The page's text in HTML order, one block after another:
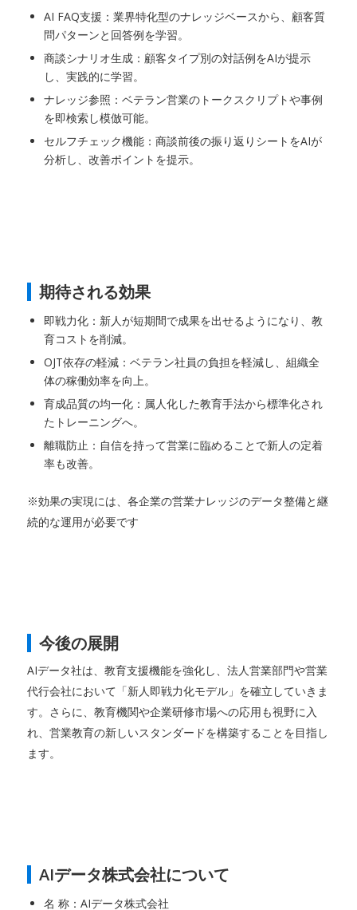
AI FAQ支援：業界特化型のナレッジベースから、顧客質
問パターンと回答例を学習。
商談シナリオ生成：顧客タイプ別の対話例をAIが提示
し、実践的に学習。
ナレッジ参照：ベテラン営業のトークスクリプトや事例
を即検索し模倣可能。
セルフチェック機能：商談前後の振り返りシートをAIが
分析し、改善ポイントを提示。
期待される効果
即戦力化：新人が短期間で成果を出せるようになり、教
育コストを削減。
OJT依存の軽減：ベテラン社員の負担を軽減し、組織全
体の稼働効率を向上。
育成品質の均一化：属人化した教育手法から標準化され
たトレーニングへ。
離職防止：自信を持って営業に臨めることで新人の定着
率も改善。
※効果の実現には、各企業の営業ナレッジのデータ整備と継
続的な運用が必要です
今後の展開
AIデータ社は、教育支援機能を強化し、法人営業部門や営業
代行会社において「新人即戦力化モデル」を確立していきま
す。さらに、教育機関や企業研修市場への応用も視野に入
れ、営業教育の新しいスタンダードを構築することを目指し
ます。
AIデータ株式会社について
名 称：AIデータ株式会社